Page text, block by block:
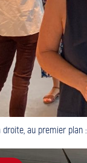
droite, au premier plan